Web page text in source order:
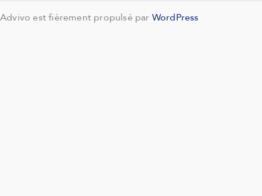
Advivo est fièrement propulsé par WordPress